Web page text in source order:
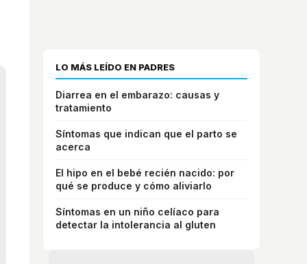
LO MÁS LEÍDO EN PADRES
Diarrea en el embarazo: causas y
tratamiento
Síntomas que indican que el parto se
acerca
El hipo en el bebé recién nacido: por
qué se produce y cómo aliviarlo
Síntomas en un niño celíaco para
detectar la intolerancia al gluten